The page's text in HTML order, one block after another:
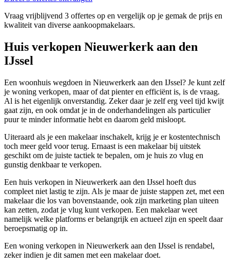
Vraag vrijblijvend 3 offertes op en vergelijk op je gemak de prijs en
kwaliteit van diverse aankoopmakelaars.
Huis verkopen Nieuwerkerk aan den
IJssel
Een woonhuis wegdoen in Nieuwerkerk aan den IJssel? Je kunt zelf
je woning verkopen, maar of dat pienter en efficiënt is, is de vraag.
Al is het eigenlijk onverstandig. Zeker daar je zelf erg veel tijd kwijt
gaat zijn, en ook omdat je in de onderhandelingen als particulier
puur te minder informatie hebt en daarom geld misloopt.
Uiteraard als je een makelaar inschakelt, krijg je er kostentechnisch
toch meer geld voor terug. Ernaast is een makelaar bij uitstek
geschikt om de juiste tactiek te bepalen, om je huis zo vlug en
gunstig denkbaar te verkopen.
Een huis verkopen in Nieuwerkerk aan den IJssel hoeft dus
compleet niet lastig te zijn. Als je maar de juiste stappen zet, met een
makelaar die los van bovenstaande, ook zijn marketing plan uiteen
kan zetten, zodat je vlug kunt verkopen. Een makelaar weet
namelijk welke platforms er belangrijk en actueel zijn en speelt daar
beroepsmatig op in.
Een woning verkopen in Nieuwerkerk aan den IJssel is rendabel,
zeker indien je dit samen met een makelaar doet.